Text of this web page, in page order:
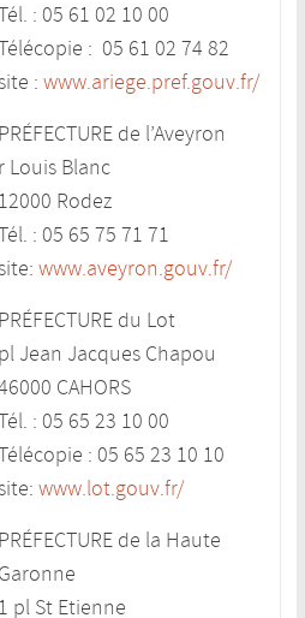
: 05 61 02 10 00
: 05 61 02 74 82
: www.ariege.pref.gouv.fr/
PRÉFECTURE de l’Aveyron
r Louis Blanc
12000 Rodez
: 05 65 75 71 71
www.aveyron.gouv.fr/
PRÉFECTURE du Lot
pl Jean Jacques Chapou
CAHORS
: 05 65 23 10 00
: 05 65 23 10 10
www.lot.gouv.fr/
PRÉFECTURE de la Haute
Garonne
1 pl St Etienne